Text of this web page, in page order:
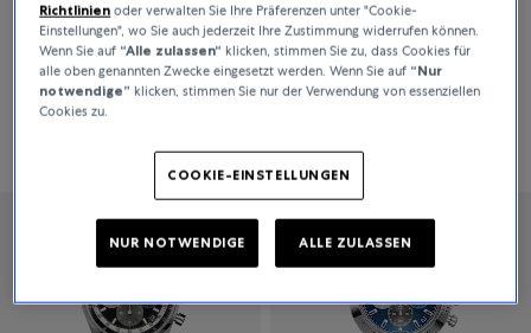
Zenith
Chronomaster Sport
Zenith
Chronomaster Sport
Richtlinien oder verwalten Sie Ihre Präferenzen unter "Cookie-
Einstellungen", wo Sie auch jederzeit Ihre Zustimmung widerrufen können.
Wenn Sie auf “Alle zulassen“ klicken, stimmen Sie zu, dass Cookies für
alle oben genannten Zwecke eingesetzt werden. Wenn Sie auf “Nur
notwendige” klicken, stimmen Sie nur der Verwendung von essenziellen
Cookies zu.
COOKIE-EINSTELLUNGEN
NUR NOTWENDIGE ALLE ZULASSEN